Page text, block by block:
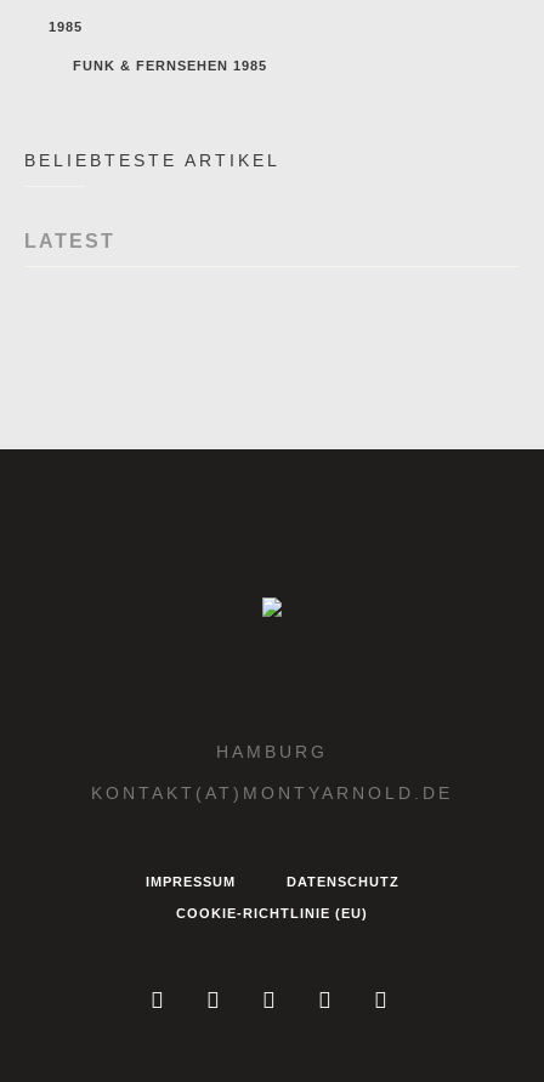
1985
FUNK & FERNSEHEN 1985
BELIEBTESTE ARTIKEL
LATEST
HAMBURG
KONTAKT(AT)MONTYARNOLD.DE
IMPRESSUM DATENSCHUTZ
COOKIE-RICHTLINIE (EU)